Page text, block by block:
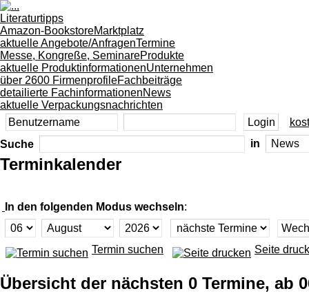
Literaturtipps
Amazon-BookstoreMarktplatz
aktuelle Angebote/AnfragenTermine
Messe, Kongreße, SeminareProdukte
aktuelle ProduktinformationenUnternehmen
über 2600 FirmenprofileFachbeiträge
detailierte FachinformationenNews
aktuelle Verpackungsnachrichten
Suche
in
Terminkalender
In den folgenden Modus wechseln:
Termin suchen Seite
Übersicht der nächsten 0 Termine, ab